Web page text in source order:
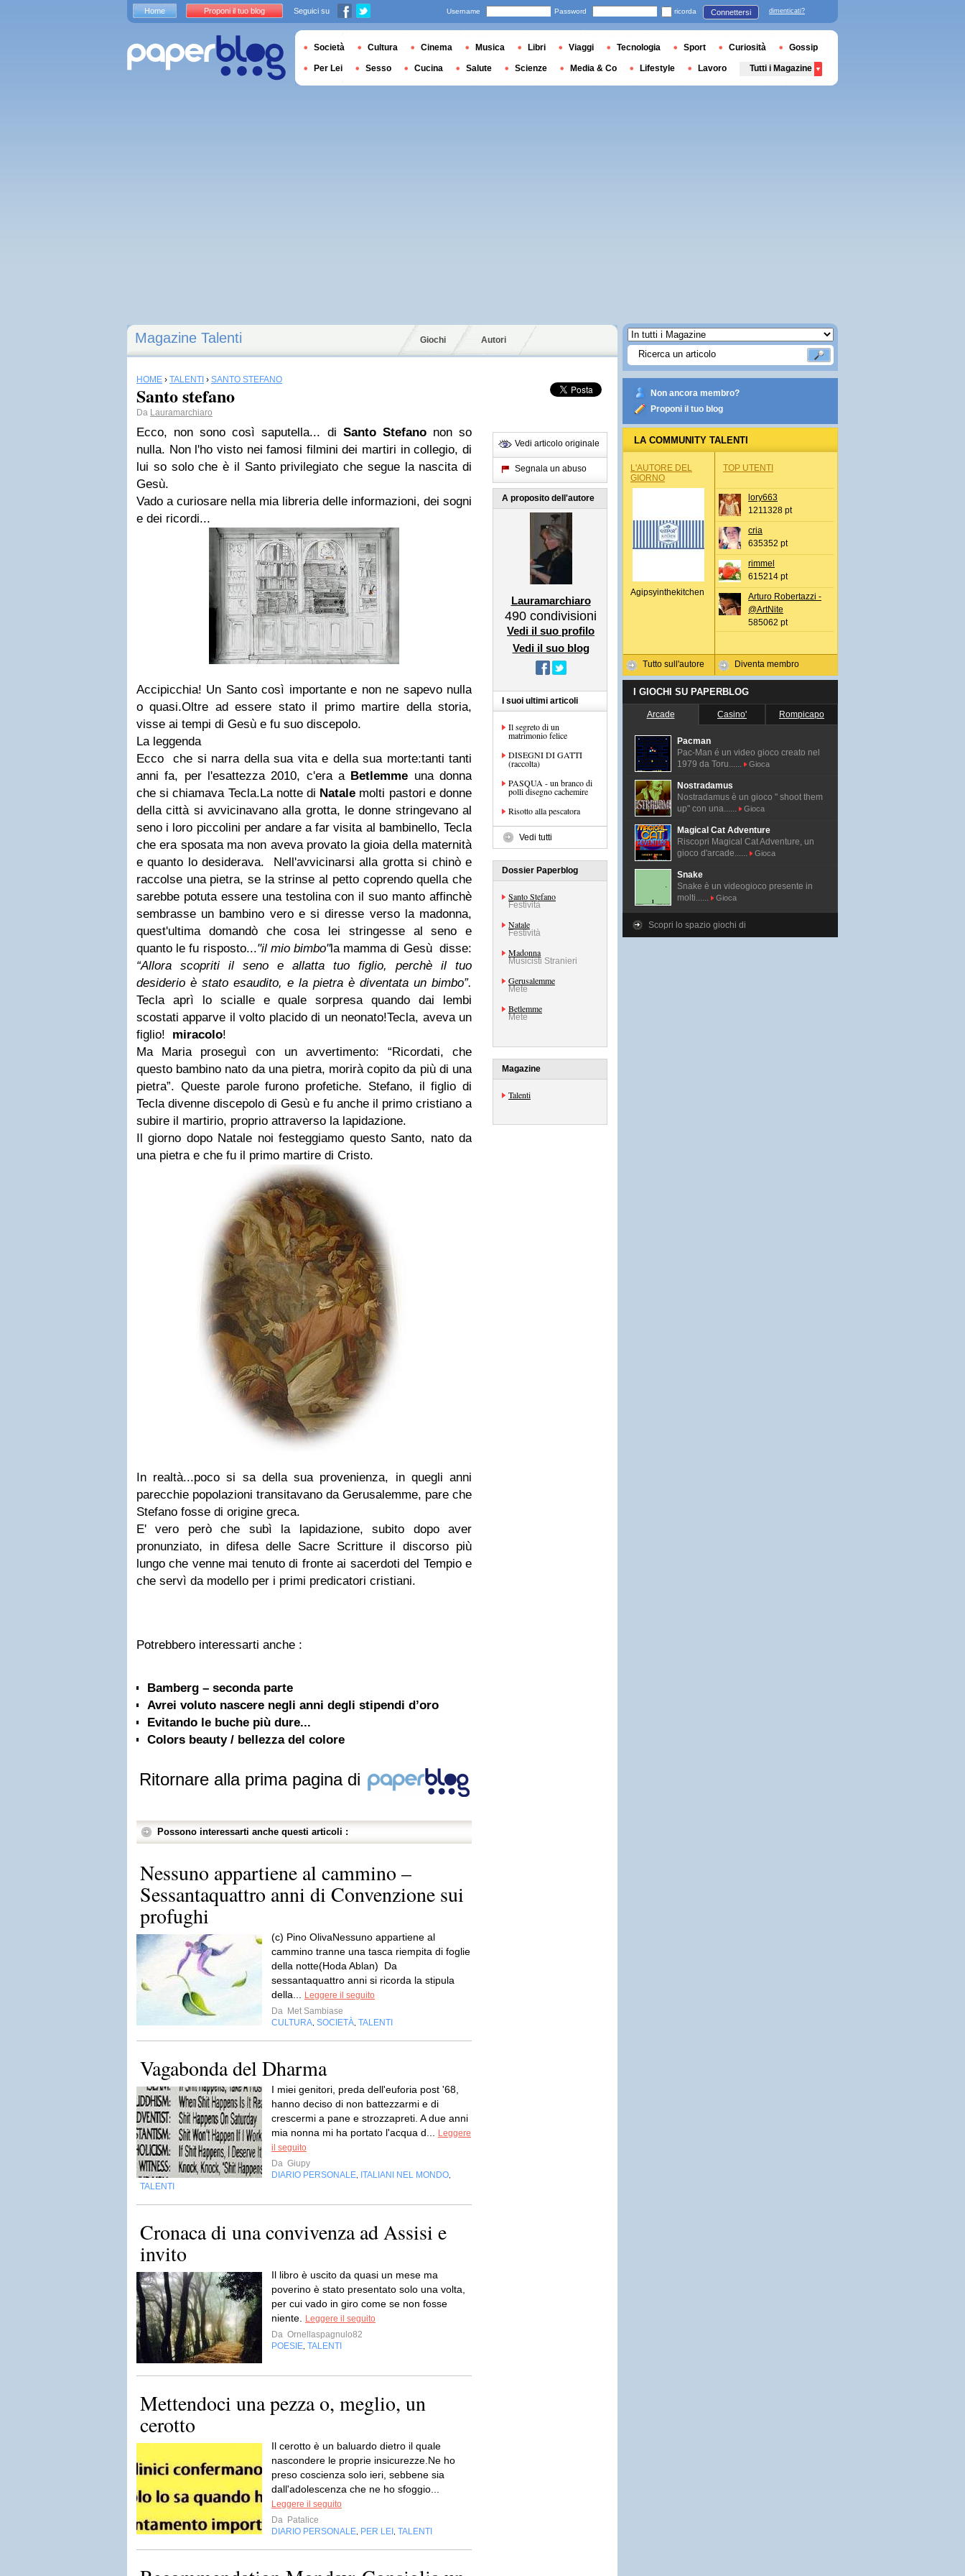
Magazine Talenti Giochi Autori
HOME › TALENTI › SANTO STEFANO
Santo stefano
Da Lauramarchiaro
Ecco, non sono così saputella... di Santo Stefanonon so
nulla. Non l'ho visto nei famosi filmini dei martiri in collegio, di
lui so solo che è il Santo privilegiato che segue la nascita di
Gesù.
Vado a curiosare nella mia libreria delle informazioni, dei sogni
e dei ricordi...
Accipicchia! Un Santo così importante e non ne sapevo nulla
o quasi.Oltre ad essere stato il primo martire della storia,
visse ai tempi di Gesù e fu suo discepolo.
La leggenda
Ecco che si narra della sua vita e della sua morte:tanti tanti
anni fa, per l'esattezza 2010, c'era a Betlemme una donna
che si chiamava Tecla.La notte di Natale molti pastori e donne
della città si avvicinavano alla grotta, le donne stringevano al
seno i loro piccolini per andare a far visita al bambinello, Tecla
che era sposata ma non aveva provato la gioia della maternità
e quanto lo desiderava. Nell'avvicinarsi alla grotta si chinò e
raccolse una pietra, se la strinse al petto coprendo quella che
sarebbe potuta essere una testolina con il suo manto affinchè
sembrasse un bambino vero e si diresse verso la madonna,
quest'ultima domandò che cosa lei stringesse al seno e
quanto le fu risposto..."il mio bimbo"la mamma di Gesù disse:
“Allora scopriti il seno e allatta tuo figlio, perchè il tuo
desiderio è stato esaudito, e la pietra è diventata un bimbo”.
Tecla aprì lo scialle e quale sorpresa quando dai lembi
scostati apparve il volto placido di un neonato!Tecla, aveva un
figlio! miracolo!
Ma Maria proseguì con un avvertimento: “Ricordati, che
questo bambino nato da una pietra, morirà copito da più di una
pietra”. Queste parole furono profetiche. Stefano, il figlio di
Tecla divenne discepolo di Gesù e fu anche il primo cristiano a
subire il martirio, proprio attraverso la lapidazione.
Il giorno dopo Natale noi festeggiamo questo Santo, nato da
una pietra e che fu il primo martire di Cristo.
In realtà...poco si sa della sua provenienza, in quegli anni
parecchie popolazioni transitavano da Gerusalemme, pare che
Stefano fosse di origine greca.
E' vero però che subì la lapidazione, subito dopo aver
pronunziato, in difesa delle Sacre Scritture il discorso più
lungo che venne mai tenuto di fronte ai sacerdoti del Tempio e
che servì da modello per i primi predicatori cristiani.
Potrebbero interessarti anche :
Bamberg – seconda parte
Avrei voluto nascere negli anni degli stipendi d’oro
Evitando le buche più dure...
Colors beauty / bellezza del colore
Ritornare alla prima pagina di
Possono interessarti anche questi articoli :
Nessuno appartiene al cammino –
Sessantaquattro anni di Convenzione sui
profughi
(c) Pino OlivaNessuno appartiene al
cammino tranne una tasca riempita di foglie
della notte(Hoda Ablan) Da
sessantaquattro anni si ricorda la stipula
della...
Leggere il seguito
Da Met Sambiase
CULTURA SOCIETÀ TALENTI
Vagabonda del Dharma
I miei genitori, preda dell'euforia post '68,
hanno deciso di non battezzarmi e di
crescermi a pane e strozzapreti. A due anni
mia nonna mi ha portato l'acqua d...
Leggere
il seguito
Da Giupy
DIARIO PERSONALE
ITALIANI NEL MONDO
TALENTI
Cronaca di una convivenza ad Assisi e
invito
Il libro è uscito da quasi un mese ma
poverino è stato presentato solo una volta,
per cui vado in giro come se non fosse
niente.
Leggere il seguito
Da Ornellaspagnulo82
POESIE TALENTI
Mettendoci una pezza o, meglio, un
cerotto
Il cerotto è un baluardo dietro il quale
nascondere le proprie insicurezze.Ne ho
preso coscienza solo ieri, sebbene sia
dall'adolescenza che ne ho sfoggio...
Leggere il seguito
Da Patalice
DIARIO PERSONALE PER LEI TALENTI
Vedi articolo originale
Segnala un abuso
A proposito dell'autore
Lauramarchiaro
490 condivisioni
Vedi il suo profilo
Vedi il suo blog
I suoi ultimi articoli
Il segreto di un
matrimonio felice
DISEGNI DI GATTI
(raccolta)
PASQUA - un branco di
polli disegno cachemire
Risotto alla pescatora
Vedi tutti
Dossier Paperblog
Santo Stefano
Festività
Natale
Festività
Madonna
Musicisti Stranieri
Gerusalemme
Mete
Betlemme
Mete
Magazine
Talenti
Non ancora membro?
Proponi il tuo blog
LA COMMUNITY TALENTI
L'AUTORE DEL
GIORNO
Agipsyinthekitchen
Tutto sull'autore
TOP UTENTI
lory663
1211328 pt
cria
635352 pt
rimmel
615214 pt
Arturo Robertazzi -
@ArtNite
585062 pt
Diventa membro
I GIOCHI SU PAPERBLOG
Arcade Casino' Rompicapo
Pacman
Pac-Man é un video gioco creato nel
1979 da Toru......
Gioca
Nostradamus
Nostradamus è un gioco " shoot them
up" con una......
Gioca
Magical Cat Adventure
Riscopri Magical Cat Adventure, un
gioco d'arcade......
Gioca
Snake
Snake è un videogioco presente in
molti......
Gioca
Scopri lo spazio giochi di
Home Proponi il tuo blog Seguici su Username Password ricorda Connettersi dimenticati?
Società Cultura Cinema Musica Libri Viaggi Tecnologia Sport Curiosità Gossip
Per Lei Sesso Cucina Salute Scienze Media & Co Lifestyle Lavoro Tutti i Magazine